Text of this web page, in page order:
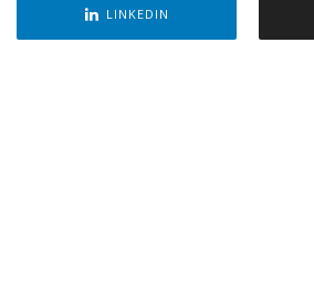
LINKEDIN